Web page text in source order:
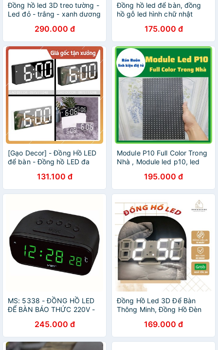
Đồng hồ led 3D treo tường -
Led đỏ - trắng - xanh dương
290.000 đ
Đồng hồ led để bàn, đồng
hồ gỗ led hình chữ nhật
175.000 đ
[Gạo Decor] - Đồng Hồ LED
để bàn - Đồng hồ LED đa
131.100 đ
Module P10 Full Color Trong
Nhà , Module led p10, led
195.000 đ
MS: 5338 - ĐỒNG HỒ LED
ĐỂ BÀN BÁO THỨC 220V -
245.000 đ
Đồng Hồ Led 3D Để Bàn
Thông Minh, Đồng Hồ Đèn
169.000 đ